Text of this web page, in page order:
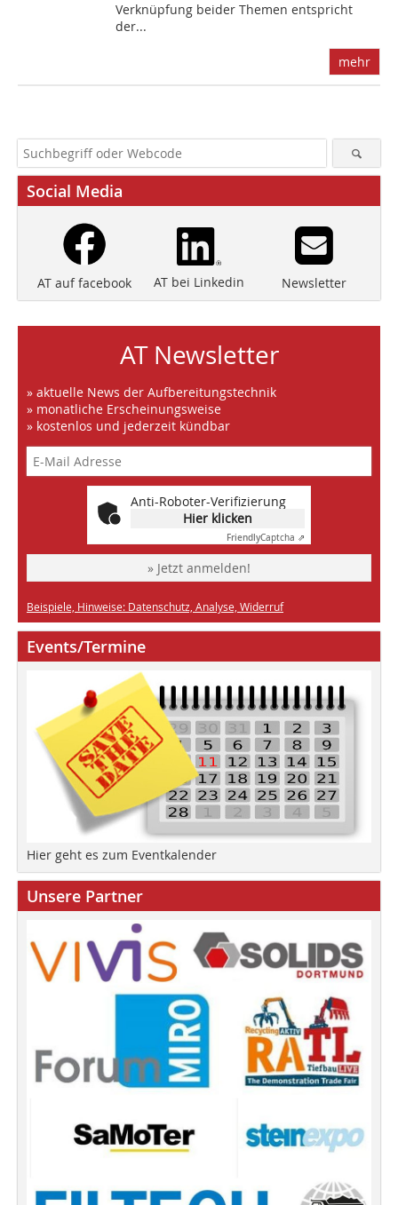
Verknüpfung beider Themen entspricht
der...
mehr
Social Media
AT auf facebook AT bei Linkedin Newsletter
AT Newsletter
» aktuelle News der Aufbereitungstechnik
» monatliche Erscheinungsweise
» kostenlos und jederzeit kündbar
Anti-Roboter-Verifizierung
Hier klicken
FriendlyCaptcha ⇗
» Jetzt anmelden!
Beispiele, Hinweise: Datenschutz, Analyse, Widerruf
Events/Termine
Hier geht es zum Eventkalender
Unsere Partner